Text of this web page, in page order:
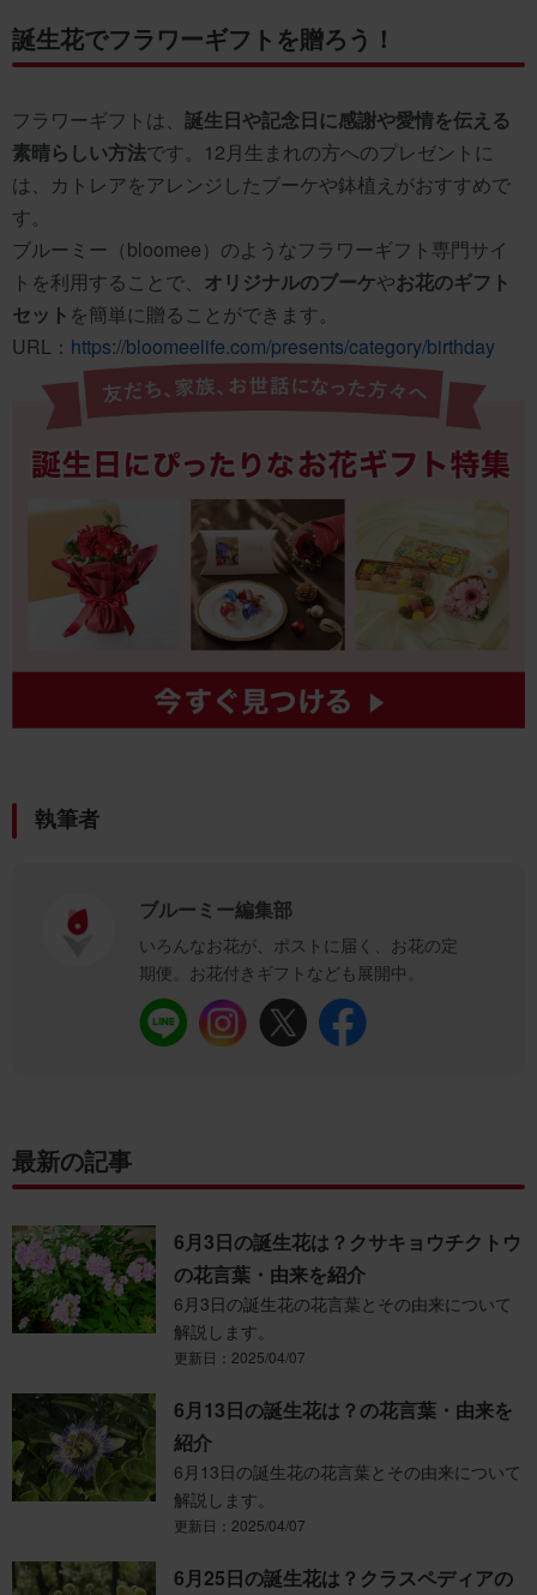
誕生花でフラワーギフトを贈ろう！
フラワーギフトは、 誕生日や記念日に感謝や愛情を伝える
素晴らしい方法です。12月生まれの方へのプレゼントに
は、カトレアをアレンジしたブーケや鉢植えがおすすめで
す。
ブルーミー（bloomee）のようなフラワーギフト専門サイ
トを利用することで、 オリジナルのブーケやお花のギフト
セット を簡単に贈ることができます。
URL： https://bloomeelife.com/presents/category/birthday
執筆者
ブルーミー編集部
いろんなお花が、ポストに届く、お花の定
期便。お花付きギフトなども展開中。
最新の記事
6月3日の誕生花は？クサキョウチクトウ
の花言葉・由来を紹介
6月3日の誕生花の花言葉とその由来について
解説します。
更新日：2025/04/07
6月13日の誕生花は？の花言葉・由来を
紹介
6月13日の誕生花の花言葉とその由来について
解説します。
更新日：2025/04/07
6月25日の誕生花は？クラスペディアの